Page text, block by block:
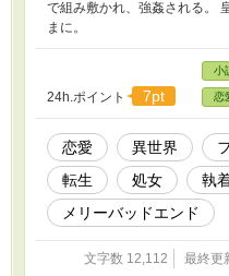
で組み敷かれ、強姦される。
まに。
24h.ポイント 7pt
小
恋
恋愛 異世界
転生
処女 執
メリーバッドエンド
文字数 12,112 最終更